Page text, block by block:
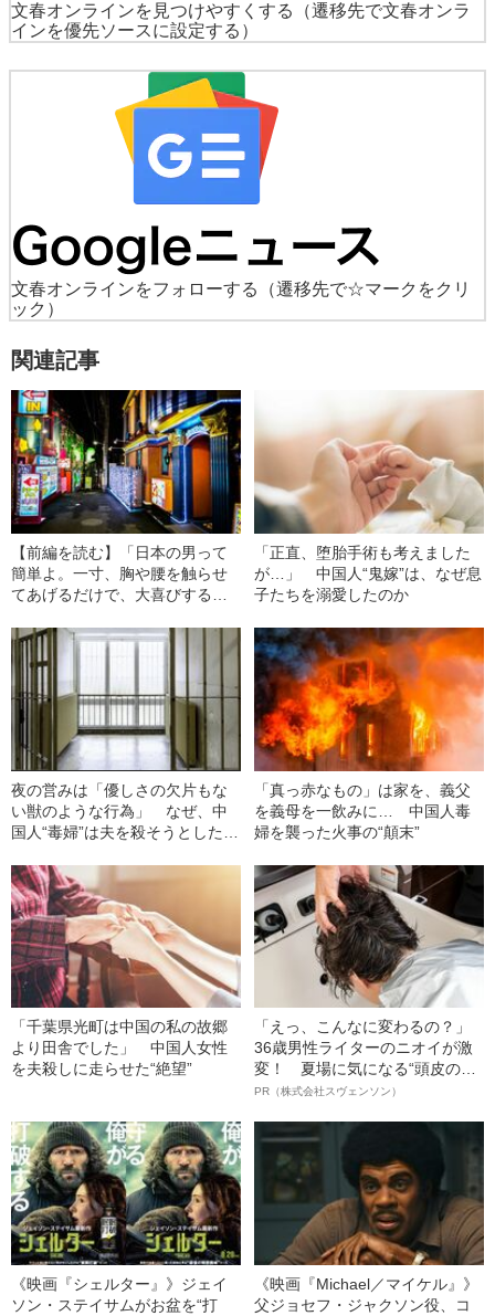
文春オンラインを見つけやすくする
（遷移先で文春オンラ
インを優先ソースに設定する）
文春オンラインをフォローする
（遷移先で☆マークをクリ
ック）
関連記事
【前編を読む】「日本の男って
簡単よ。一寸、胸や腰を触らせ
てあげるだけで、大喜びする
殺し”を依頼したのか
「正直、堕胎手術も考えました
が…」 中国人“鬼嫁”は、なぜ息
子たちを溺愛したのか
夜の営みは「優しさの欠片もな
い獣のような行為」 なぜ、中
国人“毒婦”は夫を殺そうとしたの
「真っ赤なもの」は家を、義父
を義母を一飲みに… 中国人毒
婦を襲った火事の“顛末”
「千葉県光町は中国の私の故郷
より田舎でした」 中国人女性
を夫殺しに走らせた“絶望”
「えっ、こんなに変わるの？」
36歳男性ライターのニオイが激
変！ 夏場に気になる“頭皮のニ
オイ”や“ベタつき”を解消す
ト”が生み出した徹底ケアとは
PR（株式会社スヴェンソン）
《映画『シェルター』》ジェイ
ソン・ステイサムがお盆を“打
《映画『Michael／マイケル』》
父ジョセフ・ジャクソン役、コ